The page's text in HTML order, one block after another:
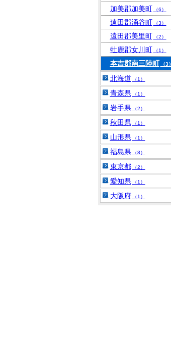
加美郡加美町 （6）
遠田郡涌谷町 （3）
遠田郡美里町 （2）
牡鹿郡女川町 （1）
本吉郡南三陸町 （3）
北海道 （1）
青森県 （1）
岩手県 （2）
秋田県 （1）
山形県 （1）
福島県 （8）
東京都 （2）
愛知県 （1）
大阪府 （1）